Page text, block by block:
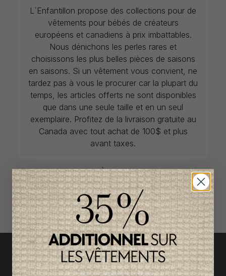
L`Enfantillon propose des collections pour de
vêtements pour bébés de créateurs
européens et canadiens à prix imbattables.
Nous dénichons les perles rares et
choisissons les plus belles pièces de saisons
en saisons. Si un vêtement vous convient, ne
tardez pas à vous le procurer car la plupart du
temps, les articles offerts ne sont disponibles
que dans une seule taille et en un seul
exemplaire. Profitez de la livraison gratuite au
Canada avec tout achat de 100$ et plus
avant taxes.
ACCÈS RAPIDE
magasinez par catégorie